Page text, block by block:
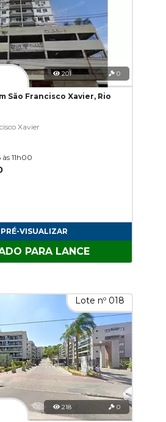
201 0
São Francisco Xavier, Rio
Xavier
11h00
PRÉ-VISUALIZAR
PARA LANCE
Lote nº 018
218 0